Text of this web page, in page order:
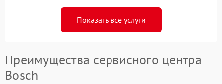
Показать все услуги
Преимущества сервисного центра
Bosch